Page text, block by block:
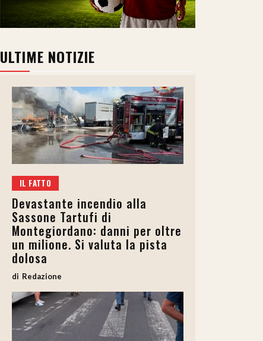
ULTIME NOTIZIE
IL FATTO
Devastante incendio alla
Sassone Tartufi di
Montegiordano: danni per oltre
un milione. Si valuta la pista
dolosa
Redazione